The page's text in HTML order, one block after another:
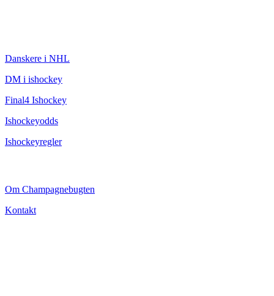
Danskere i NHL
DM i ishockey
Final4 Ishockey
Ishockeyodds
Ishockeyregler
Om Champagnebugten
Kontakt